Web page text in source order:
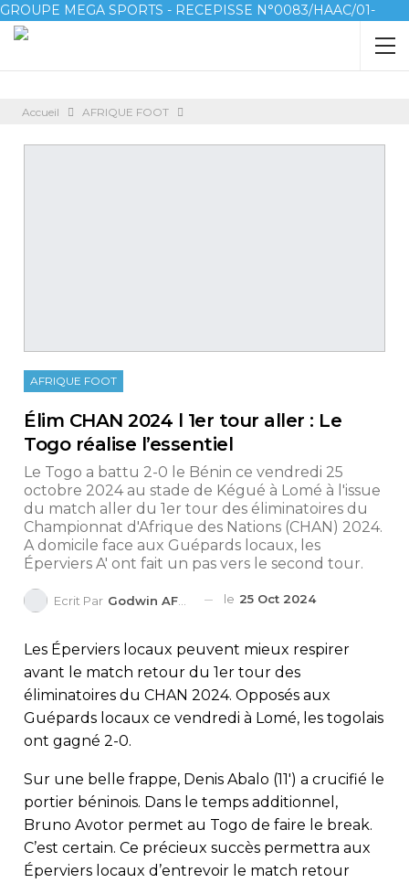
GROUPE MEGA SPORTS - RECEPISSE N°0083/HAAC/01-
2023/pl/P
Accueil AFRIQUE FOOT
AFRIQUE FOOT
Élim CHAN 2024 l 1er tour aller : Le
Togo réalise l’essentiel
Le Togo a battu 2-0 le Bénin ce vendredi 25
octobre 2024 au stade de Kégué à Lomé à l'issue
du match aller du 1er tour des éliminatoires du
Championnat d'Afrique des Nations (CHAN) 2024.
A domicile face aux Guépards locaux, les
Éperviers A' ont fait un pas vers le second tour.
Ecrit Par Godwin AFEDO le 25 Oct 2024
Les Éperviers locaux peuvent mieux respirer
avant le match retour du 1er tour des
éliminatoires du CHAN 2024. Opposés aux
Guépards locaux ce vendredi à Lomé, les togolais
ont gagné 2-0.
Sur une belle frappe, Denis Abalo (11′) a crucifié le
portier béninois. Dans le temps additionnel,
Bruno Avotor permet au Togo de faire le break.
C’est certain. Ce précieux succès permettra aux
Éperviers locaux d’entrevoir le match retour